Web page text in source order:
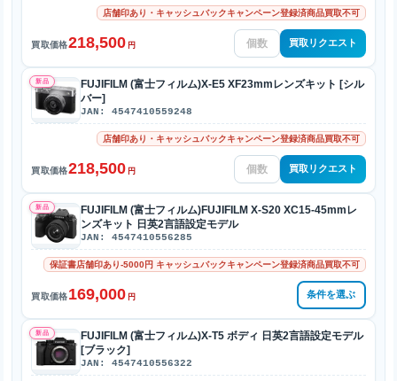
店舗印あり・キャッシュバックキャンペーン登録済商品買取不可
買取価格218,500 円 買取リクエスト
新品
FUJIFILM (富士フィルム)X-E5 XF23mmレンズキット [シル
バー]
JAN: 4547410559248
店舗印あり・キャッシュバックキャンペーン登録済商品買取不可
買取価格218,500 円 買取リクエスト
新品
FUJIFILM (富士フィルム)FUJIFILM X-S20 XC15-45mmレ
ンズキット 日英2言語設定モデル
JAN: 4547410556285
保証書店舗印あり-5000円 キャッシュバックキャンペーン登録済商品買取不可
買取価格169,000 円 条件を選ぶ
新品
FUJIFILM (富士フィルム)X-T5 ボディ 日英2言語設定モデル
[ブラック]
JAN: 4547410556322